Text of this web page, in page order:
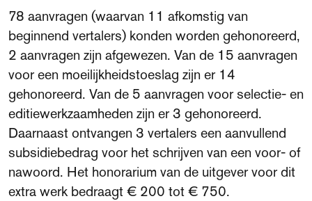
78 aanvragen (waarvan 11 afkomstig van
beginnend vertalers) konden worden gehonoreerd,
2 aanvragen zijn afgewezen. Van de 15 aanvragen
voor een moeilijkheidstoeslag zijn er 14
gehonoreerd. Van de 5 aanvragen voor selectie- en
editiewerkzaamheden zijn er 3 gehonoreerd.
Daarnaast ontvangen 3 vertalers een aanvullend
subsidiebedrag voor het schrijven van een voor- of
nawoord. Het honorarium van de uitgever voor dit
extra werk bedraagt € 200 tot € 750.